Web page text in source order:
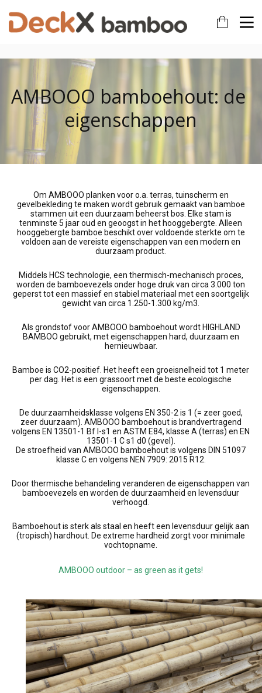
AMBOOO bamboehout: de
eigenschappen
Om AMBOOO planken voor o.a. terras, tuinscherm en
gevelbekleding te maken wordt gebruik gemaakt van bamboe
stammen uit een duurzaam beheerst bos. Elke stam is
tenminste 5 jaar oud en geoogst in het hooggebergte. Alleen
hooggebergte bamboe beschikt over voldoende sterkte om te
voldoen aan de vereiste eigenschappen van een modern en
duurzaam product.
Middels HCS technologie, een thermisch-mechanisch proces,
worden de bamboevezels onder hoge druk van circa 3.000 ton
geperst tot een massief en stabiel materiaal met een soortgelijk
gewicht van circa 1.250-1.300 kg/m3.
Als grondstof voor AMBOOO bamboehout wordt HIGHLAND
BAMBOO gebruikt, met eigenschappen hard, duurzaam en
hernieuwbaar.
Bamboe is CO2-positief. Het heeft een groeisnelheid tot 1 meter
per dag. Het is een grassoort met de beste ecologische
eigenschappen.
De duurzaamheidsklasse volgens EN 350-2 is 1 (= zeer goed,
zeer duurzaam). AMBOOO bamboehout is brandvertragend
volgens EN 13501-1 Bf l-s1 en ASTM E84, klasse A (terras) en EN
13501-1 C s1 d0 (gevel).
De stroefheid van AMBOOO bamboehout is volgens DIN 51097
klasse C en volgens NEN 7909: 2015 R12.
Door thermische behandeling veranderen de eigenschappen van
bamboevezels en worden de duurzaamheid en levensduur
verhoogd.
Bamboehout is sterk als staal en heeft een levensduur gelijk aan
(tropisch) hardhout. De extreme hardheid zorgt voor minimale
vochtopname.
AMBOOO outdoor – as green as it gets!